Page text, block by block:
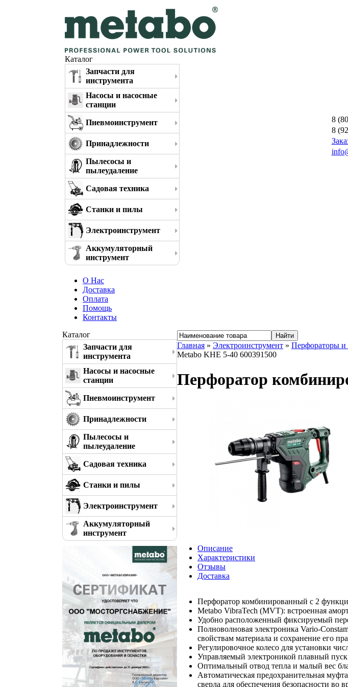
Каталог
Запчасти для
инструмента
Насосы и насосные
станции
Пневмоинструмент
Принадлежности
Пылесосы и
пылеудаление
Садовая техника
Станки и пилы
Электроинструмент
Аккумуляторный
инструмент
8
8
О Нас
Доставка
Оплата
Помощь
Контакты
Каталог
Запчасти для
инструмента
Насосы и насосные
станции
Пневмоинструмент
Принадлежности
Пылесосы и
пылеудаление
Садовая техника
Станки и пилы
Электроинструмент
Аккумуляторный
инструмент
Главная » Электроинструмент » Перфораторы и
Metabo KHE 5-40 600391500
Перфоратор
Описание
Характеристики
Отзывы
Доставка
Перфоратор комбинированный с 2
Metabo VibraTech (MVT): встроенная
Удобно расположенный фиксируемый
Полноволновая электроника Vario-
свойствам материала и сохранение его
Регулировочное колесо для установки
Управляемый электроникой плавный пуск
Оптимальный отвод тепла и малый вес
Автоматическая предохранительная
сверла для обеспечения безопасности во